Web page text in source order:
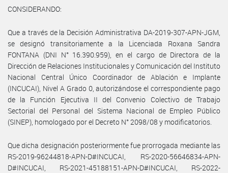
CONSIDERANDO:
Que a través de la Decisión Administrativa DA-2019-307-APN-JGM,
se designó transitoriamente a la Licenciada Roxana Sandra
FONTANA (DNI N° 16.390.959), en el cargo de Directora de la
Dirección de Relaciones Institucionales y Comunicación del Instituto
Nacional Central Único Coordinador de Ablación e Implante
(INCUCAI), Nivel A Grado 0, autorizándose el correspondiente pago
de la Función Ejecutiva II del Convenio Colectivo de Trabajo
Sectorial del Personal del Sistema Nacional de Empleo Público
(SINEP), homologado por el Decreto N° 2098/08 y modificatorios.
Que dicha designación posteriormente fue prorrogada mediante las
RS-2019-96244818-APN-D#INCUCAI, RS-2020-56646834-APN-
D#INCUCAI, RS-2021-45188151-APN-D#INCUCAI, RS-2022-